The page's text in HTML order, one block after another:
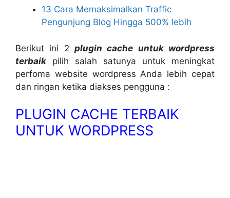
13 Cara Memaksimalkan Traffic
Pengunjung Blog Hingga 500% lebih
Berikut ini 2 plugin cache untuk wordpress
terbaik pilih salah satunya untuk meningkat
perfoma website wordpress Anda lebih cepat
dan ringan ketika diakses pengguna :
PLUGIN CACHE TERBAIK
UNTUK WORDPRESS